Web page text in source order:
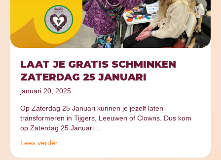
LAAT JE GRATIS SCHMINKEN
ZATERDAG 25 JANUARI
januari 20, 2025
Op Zaterdag 25 Januari kunnen je jezelf laten
transformeren in Tijgers, Leeuwen of Clowns. Dus kom
op Zaterdag 25 Januari…
Lees verder...